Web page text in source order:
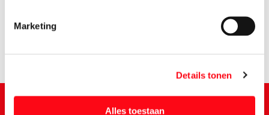
Marketing
Details tonen
Alles toestaan